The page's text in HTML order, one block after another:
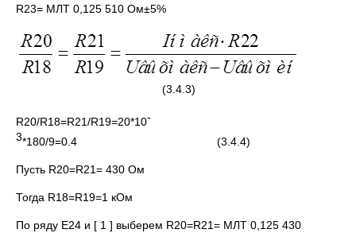
R23= МЛТ 0,125 510 Ом±5%
(3.4.3)
R20/R18=R21/R19=20*10-
3*180/9=0.4 (3.4.4)
Пусть R20=R21= 430 Ом
Тогда R18=R19=1 кОм
По ряду Е24 и [ 1 ] выберем R20=R21= МЛТ 0,125 430